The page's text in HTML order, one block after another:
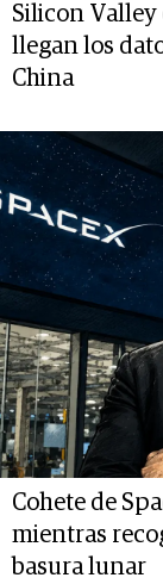
Silicon Valley
llegan los
China
Cohete de
mientras
basura lunar